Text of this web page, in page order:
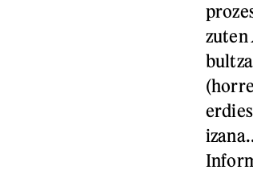
zuten